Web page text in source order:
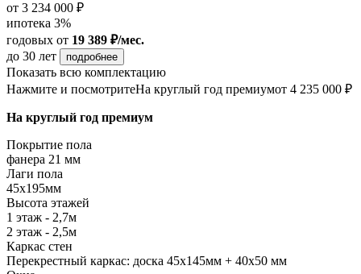
от 3 234 000 ₽
ипотека 3%
годовых от 19 389 ₽/мес.
до 30 лет
подробнее
Показать всю комплектацию
Нажмите и посмотритеНа круглый год премиумот 4 235 000 ₽
На круглый год премиум
Покрытие пола
фанера 21 мм
Лаги пола
45х195мм
Высота этажей
1 этаж - 2,7м
2 этаж - 2,5м
Каркас стен
Перекрестный каркас: доска 45х145мм + 40х50 мм